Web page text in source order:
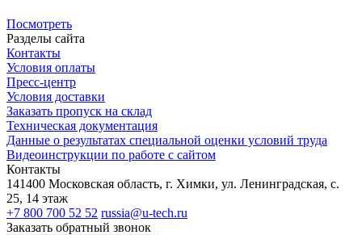
Посмотреть
Разделы сайта
Контакты
Условия оплаты
Пресс-центр
Условия доставки
Заказать пропуск на склад
Техническая документация
Данные о результатах специальной оценки условий труда
Видеоинструкции по работе с сайтом
Контакты
141400 Московская область, г. Химки, ул. Ленинградская, с.
25, 14 этаж
+7 800 700 52 52 russia@u-tech.ru
Заказать обратный звонок